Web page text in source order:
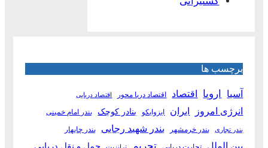
برچسب ها
آسیا اروپا اقتصاد اقتصاد دریا محور اقتصاد دریایی
انرژی امروز ایران ایزوایکو بنادر کوچک بندر امام خمینی
بندر تجاری بندر خرمشهر بندر شهید رجایی بندر چابهار